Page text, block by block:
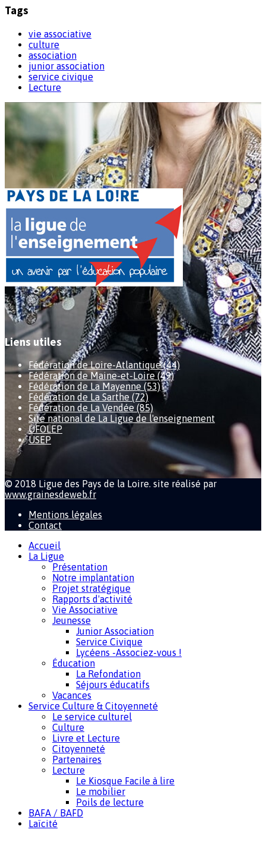
Tags
vie associative
culture
association
junior association
service civique
Lecture
Liens utiles
Fédération de Loire-Atlantique (44)
Fédération de Maine-et-Loire (49)
Fédération de La Mayenne (53)
Fédération de La Sarthe (72)
Fédération de La Vendée (85)
Site national de La Ligue de l'enseignement
UFOLEP
USEP
© 2018 Ligue des Pays de la Loire. site réalisé par
www.grainesdeweb.fr
Mentions légales
Contact
Accueil
La Ligue
Présentation
Notre implantation
Projet stratégique
Rapports d'activité
Vie Associative
Jeunesse
Junior Association
Service Civique
Lycéens -Associez-vous !
Éducation
La Refondation
Séjours éducatifs
Vacances
Service Culture & Citoyenneté
Le service culturel
Culture
Livre et Lecture
Citoyenneté
Partenaires
Lecture
Le Kiosque Facile à lire
Le mobilier
Poils de lecture
BAFA / BAFD
Laïcité